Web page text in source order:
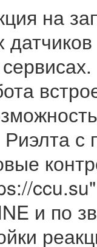
на
Риэлта
и по